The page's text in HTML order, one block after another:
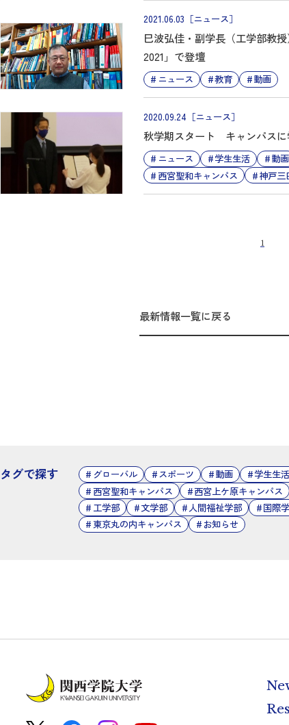
2021.06.03 ［ニュース］
巳波弘佳・副学長（工学部教
2021」で登壇
ニュース 教育 動画
2020.09.24 ［ニュース］
秋学期スタート キャンパスに
ニュース 学生生活 動画
西宮聖和キャンパス
神戸三
1
最新情報一覧に戻る
タグで探す グローバル スポーツ 動画 学生生活
西宮聖和キャンパス
西宮上ケ原キャンパス
工学部
文学部 人間福祉学部 国際
東京丸の内キャンパス
お知らせ